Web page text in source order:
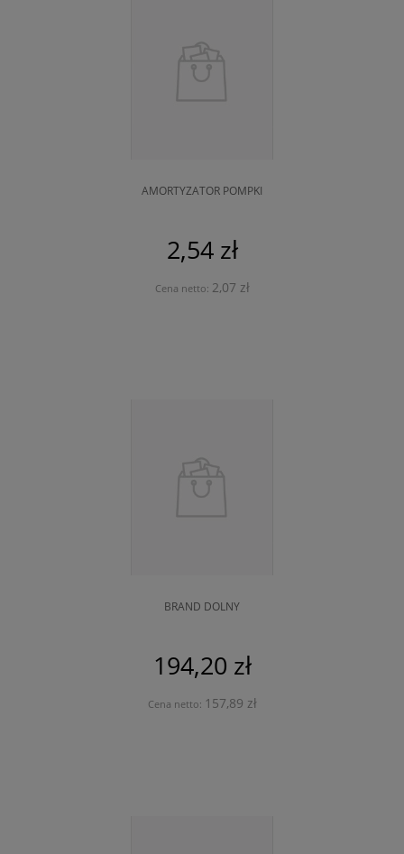
AMORTYZATOR POMPKI
2,54 zł
Cena netto: 2,07 zł
BRAND DOLNY
194,20 zł
Cena netto: 157,89 zł